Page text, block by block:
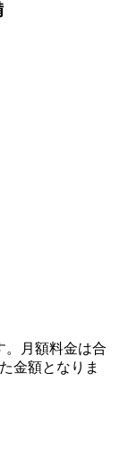
。月額料金は合
金額となりま